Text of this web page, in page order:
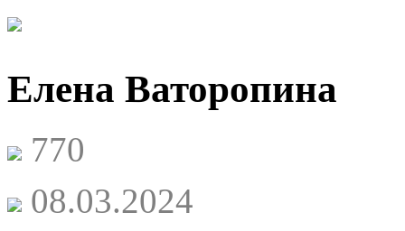
Елена Ваторопина
770
08.03.2024